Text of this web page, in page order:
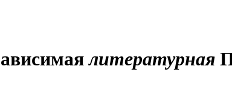
литературная